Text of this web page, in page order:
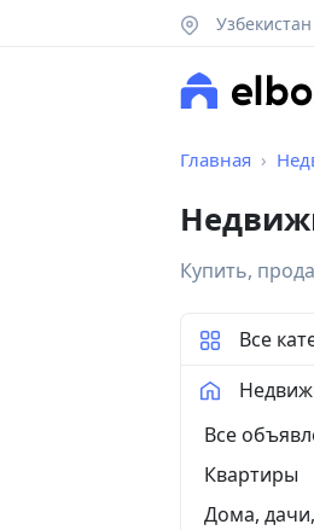
Узбекистан
Главная
Купить,
Все
Все
Квартиры
Дома,